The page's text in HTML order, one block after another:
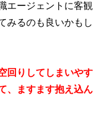
エージェントに客観
みるのも良いかもし
回りしてしまいやす
、ますます抱え込ん